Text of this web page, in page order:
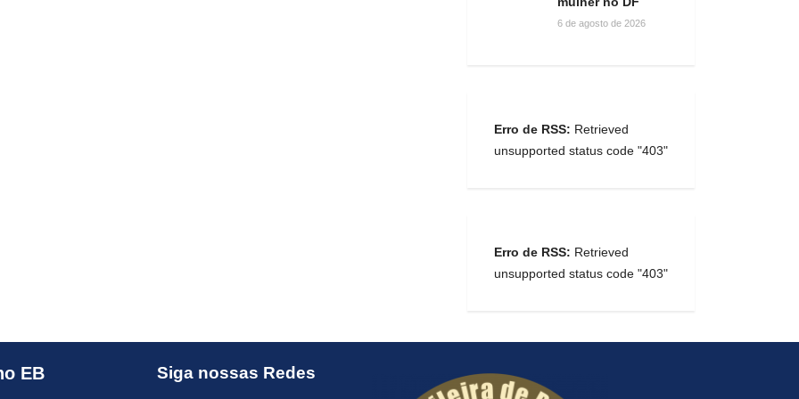
6 de agosto de 2026
Erro de RSS: Retrieved
unsupported status code "403"
Erro de RSS: Retrieved
unsupported status code "403"
EB Siga nossas Redes